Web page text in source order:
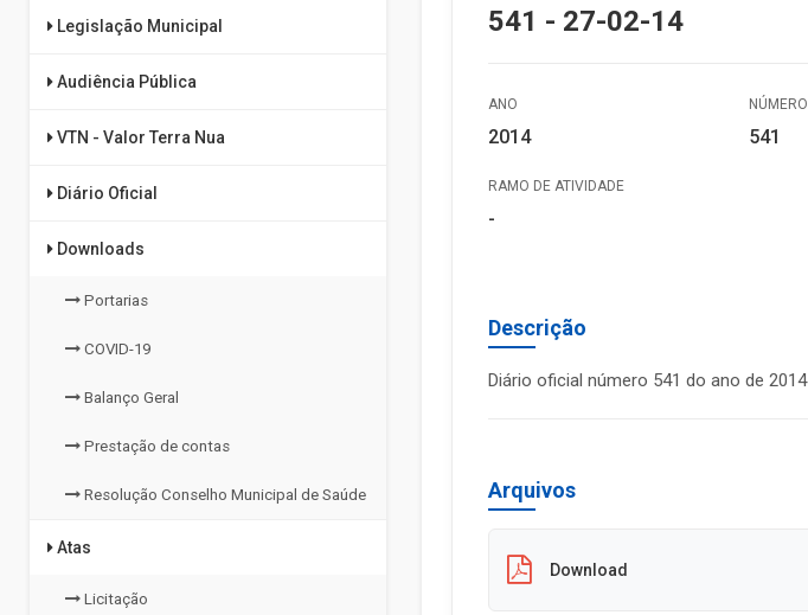
Legislação Municipal
Audiência Pública
VTN - Valor Terra Nua
Diário Oficial
Downloads
Portarias
COVID-19
Balanço Geral
Prestação de contas
Resolução Conselho Municipal de Saúde
Atas
Licitação
541 - 27-02-14
ANO
2014
NÚMERO
541
RAMO DE ATIVIDADE
-
Descrição
Diário oficial número 541 do ano de 2014
Arquivos
Download